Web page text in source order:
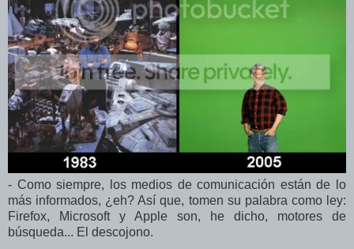
- Como siempre, los medios de comunicación están de lo
más informados, ¿eh? Así que, tomen su palabra como ley:
Firefox, Microsoft y Apple son, he dicho, motores de
búsqueda... El descojono.